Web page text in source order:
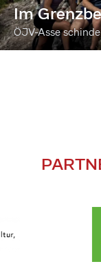
Im
ÖJV-Asse